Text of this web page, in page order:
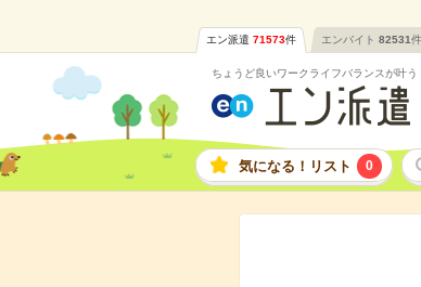
エン派遣 71573件 エンバイト 82531件
ちょうど良いワークライフバランスが叶う
気になる！リスト 0